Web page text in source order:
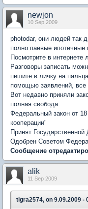
newjon
10 Sep 2009
photodar, они людей так
полно паевые ипотечные
Посмотрите в
Разговоры записать
пишите в личку на
помощью заявлений, все
Вот недавно приняли
полная свобода.
Федеральный закон от
кооперации"
Принят
Одобрен Советом
Сообщение
alik
11 Sep 2009
tigra2574, on 9.09.2009 -